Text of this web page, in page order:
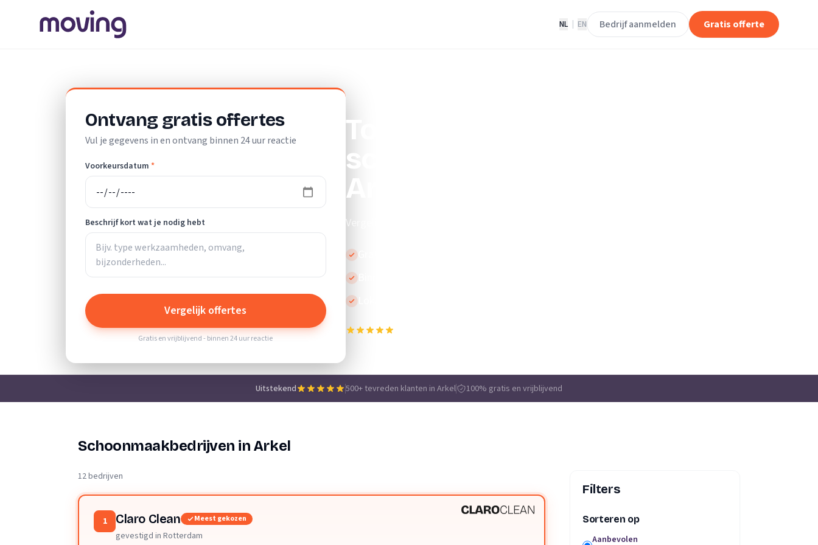
NL EN Bedrijf aanmelden Gratis offerte
Ontvang gratis offertes
Vul je gegevens in en ontvang binnen 24 uur reactie
Voorkeursdatum *
Beschrijf kort wat je nodig hebt
Vergelijk offertes
Gratis en vrijblijvend - binnen 24 uur reactie
Top 10 beste
schoonmaakbedrijven in
Arkel
Vergelijk de beste schoonmaakbedrijven in Arkel.
Gratis en vrijblijvend
Binnen 24 uur reactie
Lokale vakmensen
Uitstekend 500+ tevreden klanten in Arkel 100% gratis en vrijblijvend
Schoonmaakbedrijven in Arkel
12 bedrijven
1 Claro Clean Meest gekozen
gevestigd in Rotterdam
Filters
Sorteren op
Aanbevolen